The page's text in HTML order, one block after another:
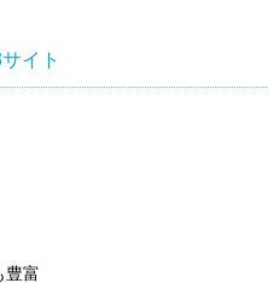
サイト
豊富